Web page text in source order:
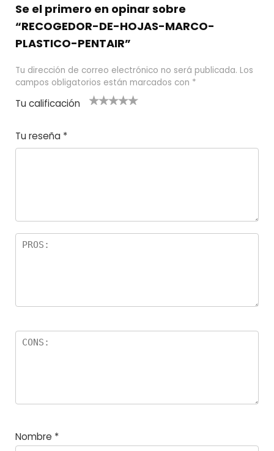
Se el primero en opinar sobre
“RECOGEDOR-DE-HOJAS-MARCO-
PLASTICO-PENTAIR”
Tu dirección de correo electrónico no será publicada. Los
campos obligatorios están marcados con *
Tu calificación
e
el
5
las
s
Tu reseña *
Nombre *